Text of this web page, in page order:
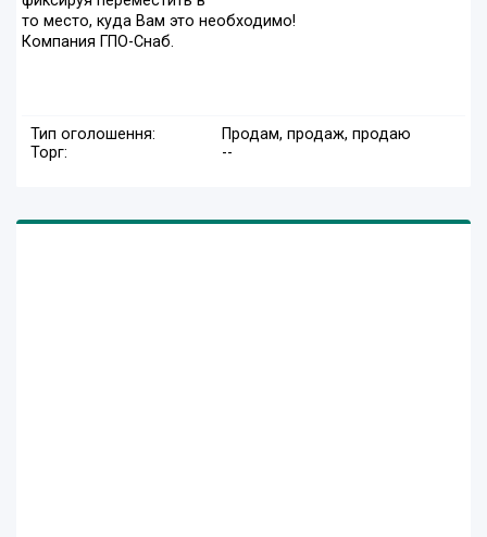
то место, куда Вам это необходимо!
Компания ГПО-Снаб.
Тип оголошення:
Продам, продаж, продаю
Торг:
--